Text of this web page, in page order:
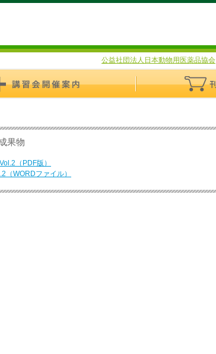
公益社団法人日本動物用医薬品協会
果物
（PDF版）
（WORDファイル）